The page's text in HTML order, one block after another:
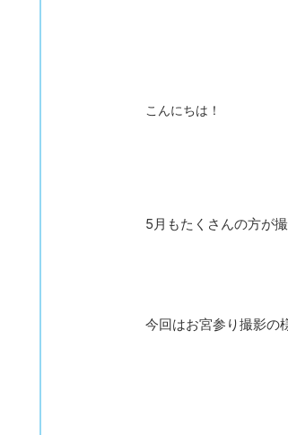
こんにちは！
5月もたくさんの方が
今回はお宮参り撮影の